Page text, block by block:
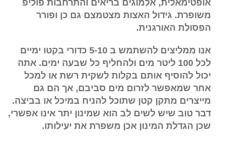
אופטימאלית, אלמוגים בריאים והתרחבות פוליפ
משופרת. גידול האצות מצטמצם גם כן ופורר
הפסולת האורגנית.
אנו ממליצים להשתמש ב 5-10 כדורי בקטו ימיים
לכל 100 ליטר מים ולהחליף כל שבעה ימים. אתה
יכול להוסיף אותם בקלות לשקית רשת או למכל
אחר שמאפשר לזרום מים סביבם, אך הם גם
מייצרים מתקן קטן שתוכל להניח במיכל או בביצה.
דבר טוב שיש לשים לב הוא שמינון יתר אינו אפשרי,
שכן הגדלת המינון אכן משפרת את יעילותו.